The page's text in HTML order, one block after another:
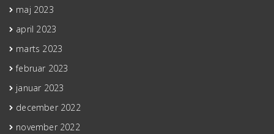
maj 2023
april 2023
marts 2023
februar 2023
januar 2023
december 2022
november 2022